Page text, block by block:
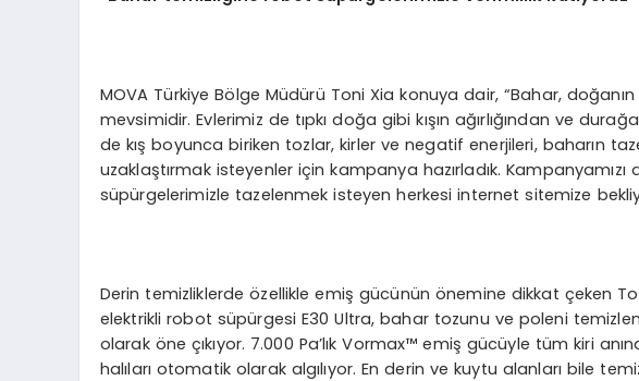
MOVA Türkiye Bölge Müdürü Toni Xia konuya dair, “Bahar,
mevsimidir. Evlerimiz de tıpkı doğa gibi kışın ağırlığından ve
de kış boyunca biriken tozlar, kirler ve negatif enerjileri, baharın
uzaklaştırmak isteyenler için kampanya hazırladık.
süpürgelerimizle tazelenmek isteyen herkesi internet sitemize
Derin temizliklerde özellikle emiş gücünün önemine dikkat çeken
elektrikli robot süpürgesi E30 Ultra, bahar tozunu ve poleni
olarak öne çıkıyor. 7.000 Pa’lık Vormax™ emiş gücüyle tüm kiri
halıları otomatik olarak algılıyor. En derin ve kuytu alanları bile